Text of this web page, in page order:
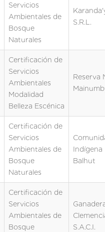
Servicios
Ambientales de
Bosque
Naturales
S.R.L.
Certificación de
Servicios
Ambientales
Modalidad
Belleza Escénica
Reserva
Certificación de
Servicios
Ambientales de
Bosque
Naturales
Indígena
Balhut
Certificación de
Servicios
Ambientales de
Bosque
S.A.C.I.